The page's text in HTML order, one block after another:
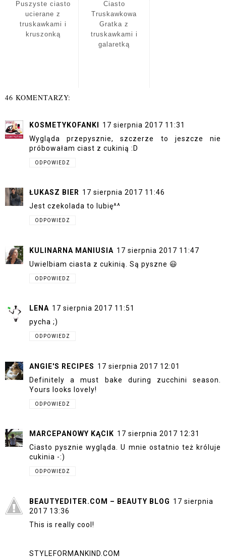
Puszyste ciasto
ucierane z
truskawkami i
kruszonką
Ciasto
Truskawkowa
Gratka z
truskawkami i
galaretką
46 KOMENTARZY:
KOSMETYKOFANKI
17 sierpnia 2017 11:31
Wygląda przepysznie, szczerze to jeszcze nie
próbowałam ciast z cukinią :D
ODPOWIEDZ
ŁUKASZ BIER 17 sierpnia 2017 11:46
Jest czekolada to lubię^^
ODPOWIEDZ
KULINARNA MANIUSIA 17 sierpnia 2017 11:47
Uwielbiam ciasta z cukinią. Są pyszne 😃
ODPOWIEDZ
LENA 17 sierpnia 2017 11:51
pycha ;)
ODPOWIEDZ
ANGIE'S RECIPES 17 sierpnia 2017 12:01
Definitely a must bake during zucchini season.
Yours looks lovely!
ODPOWIEDZ
MARCEPANOWY KĄCIK 17 sierpnia 2017 12:31
Ciasto pysznie wygląda. U mnie ostatnio też króluje
cukinia -:)
ODPOWIEDZ
BEAUTYEDITER.COM – BEAUTY BLOG 17 sierpnia
2017 13:36
This is really cool!
STYLEFORMANKIND.COM